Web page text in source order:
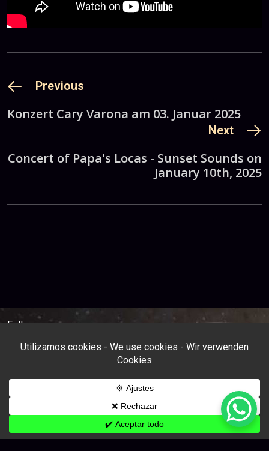
Previous
Konzert Cary Varona am 03. Januar 2025
Next
Concert of Papa's Locas - Sunset Sounds on
January 10th, 2025
Follow us: